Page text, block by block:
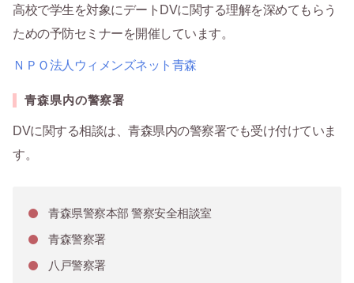
高校で学生を対象にデートDVに関する理解を深めてもらう
ための予防セミナーを開催しています。
ＮＰＯ法人ウィメンズネット青森
青森県内の警察署
DVに関する相談は、青森県内の警察署でも受け付けていま
す。
青森県警察本部 警察安全相談室
青森警察署
八戸警察署